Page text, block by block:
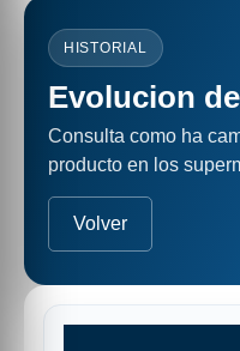
HISTORIAL
Evolucion
Consulta como ha
producto en los
Volver